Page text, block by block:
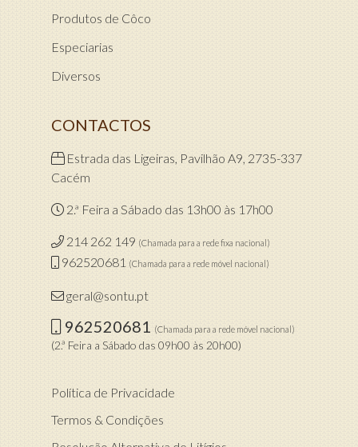
Produtos de Côco
Especiarias
Diversos
CONTACTOS
Estrada das Ligeiras, Pavilhão A9, 2735-337
Cacém
2.ª Feira a Sábado das 13h00 às 17h00
214 262 149 (Chamada para a rede fixa nacional)
962520681 (Chamada para a rede móvel nacional)
geral@sontu.pt
962520681 (Chamada para a rede móvel nacional)
(2.ª Feira a Sábado das 09h00 às 20h00)
Política de Privacidade
Termos & Condições